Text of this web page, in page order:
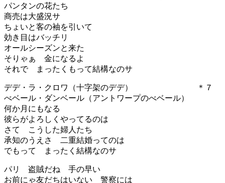
パンタンの花たち
商売は大盛況サ
ちょいと客の袖を引いて
効き目はバッチリ
オールシーズンと来た
そりゃぁ 金になるよ
それで まったくもって結構なのサ
デデ・ラ・クロワ（十字架のデデ） ＊７
べベール・ダンベール（アントワープのべベール）
何か月にもなる
彼らがよろしくやってるのは
さて こうした婦人たち
承知のうえさ 二重結婚ってのは
でもって まったく結構なのサ
パリ 盗賊だね 手の早い
お前にゃ友だちはいない 警察には